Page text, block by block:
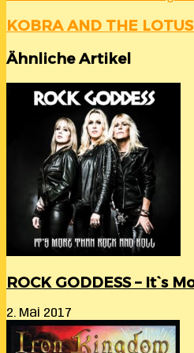
KOBRA AND THE
Ähnliche Artikel
ROCK GODDESS – It`s
2. Mai 2017